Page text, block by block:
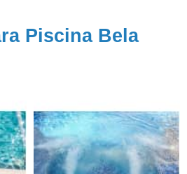
Piscina Bela